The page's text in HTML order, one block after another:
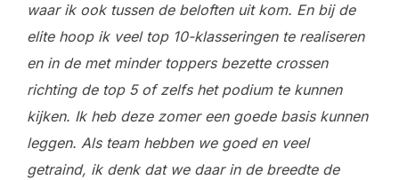
waar ik ook tussen de beloften uit kom. En bij de
elite hoop ik veel top 10-klasseringen te realiseren
en in de met minder toppers bezette crossen
richting de top 5 of zelfs het podium te kunnen
kijken. Ik heb deze zomer een goede basis kunnen
leggen. Als team hebben we goed en veel
getraind, ik denk dat we daar in de breedte de